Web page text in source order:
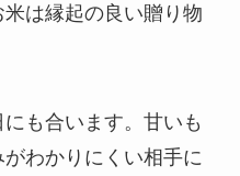
は縁起の良い贈り物
も合います。甘いも
わかりにくい相手に